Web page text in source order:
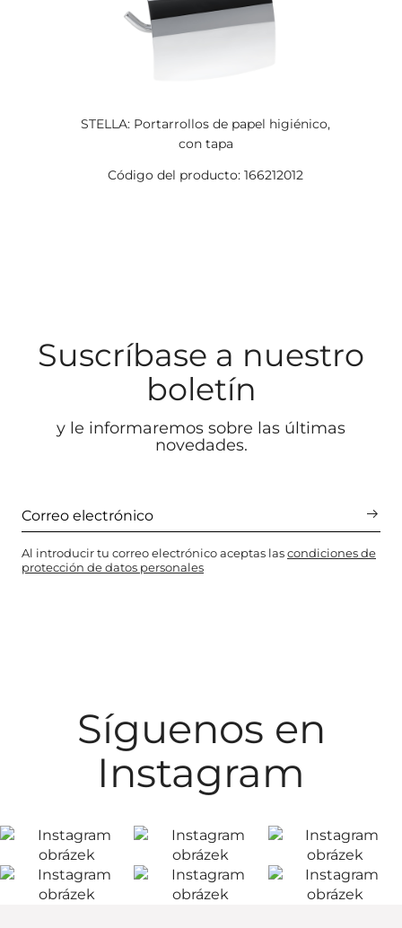
STELLA: Portarrollos de papel higiénico,
con tapa
Código del producto: 166212012
Suscríbase a nuestro
boletín
y le informaremos sobre las últimas
novedades.
Al introducir tu correo electrónico aceptas lascondiciones de
protección de datos personales
Síguenos en
Instagram